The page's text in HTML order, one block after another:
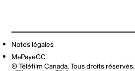
Notes légales
MaPayeGC
© Téléfilm Canada. Tous droits réservés.